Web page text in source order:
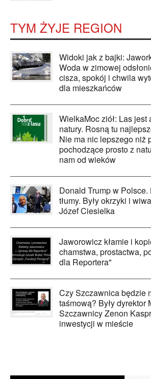
TYM ŻYJE REGION
Widoki jak z bajki:
Woda w zimowej
cisza, spokój i chwila
dla mieszkańców
WielkaMoc ziół: Las jest
natury. Rosną tu
Nie ma nic lepszego niż
pochodzące prosto z
nam od wieków
Donald Trump w Polsce.
tłumy. Były okrzyki i
Józef Ciesielka
Jaworowicz kłamie i
chamstwa, prostactwa,
dla Reportera"
Czy Szczawnica będzie
taśmową? Były dyrektor
Szczawnicy Zenon
inwestycji w mieście